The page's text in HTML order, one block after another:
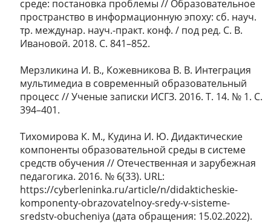
среде: постановка проблемы // Образовательное
пространство в информационную эпоху: сб. науч.
тр. междунар. науч.-практ. конф. / под ред. С. В.
Ивановой. 2018. С. 841–852.
Мерзликина И. В., Кожевникова В. В. Интеграция
мультимедиа в современный образовательный
процесс // Ученые записки ИСГЗ. 2016. Т. 14. № 1. С.
394–401.
Тихомирова К. М., Кудина И. Ю. Дидактические
компоненты образовательной среды в системе
средств обучения // Отечественная и зарубежная
педагогика. 2016. № 6(33). URL:
https://cyberleninka.ru/article/n/didakticheskie-
komponenty-obrazovatelnoy-sredy-v-sisteme-
sredstv-obucheniya (дата обращения: 15.02.2022).